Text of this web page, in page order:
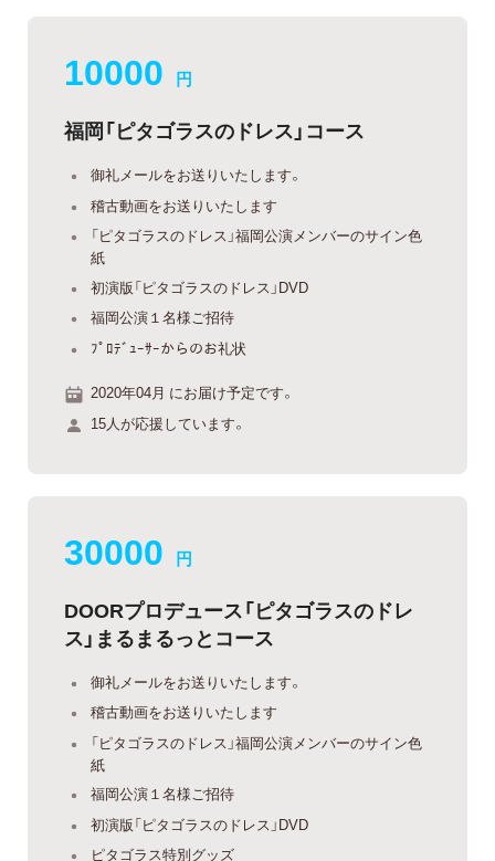
10000 円
福岡「ピタゴラスのドレス」コース
御礼メールをお送りいたします。
稽古動画をお送りいたします
「ピタゴラスのドレス」福岡公演メンバーのサイン色
紙
初演版「ピタゴラスのドレス」DVD
福岡公演１名様ご招待
ﾌﾟﾛﾃﾞｭｰｻｰからのお礼状
2020年04月 にお届け予定です。
15人が応援しています。
30000 円
DOORプロデュース「ピタゴラスのドレ
ス」まるまるっとコース
御礼メールをお送りいたします。
稽古動画をお送りいたします
「ピタゴラスのドレス」福岡公演メンバーのサイン色
紙
福岡公演１名様ご招待
初演版「ピタゴラスのドレス」DVD
ピタゴラス特別グッズ